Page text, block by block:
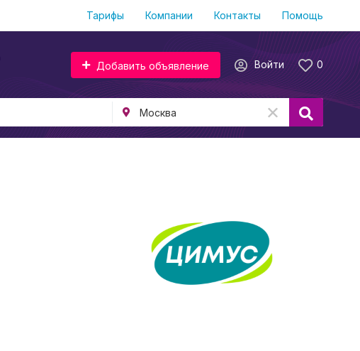
Тарифы Компании Контакты Помощь
0
Войти
Добавить объявление